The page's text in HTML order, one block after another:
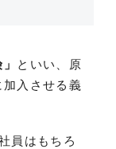
といい、原
入させる義
員はもちろ